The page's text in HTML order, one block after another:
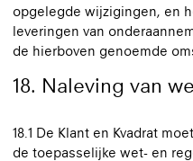
opgelegde wijzigingen, en
leveringen van
de hierboven genoemde
18. Naleving van
18.1 De Klant en Kvadrat
de toepasselijke wet- en